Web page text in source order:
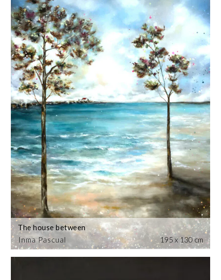
Inma Pascual
The house between
195 x 130 cm